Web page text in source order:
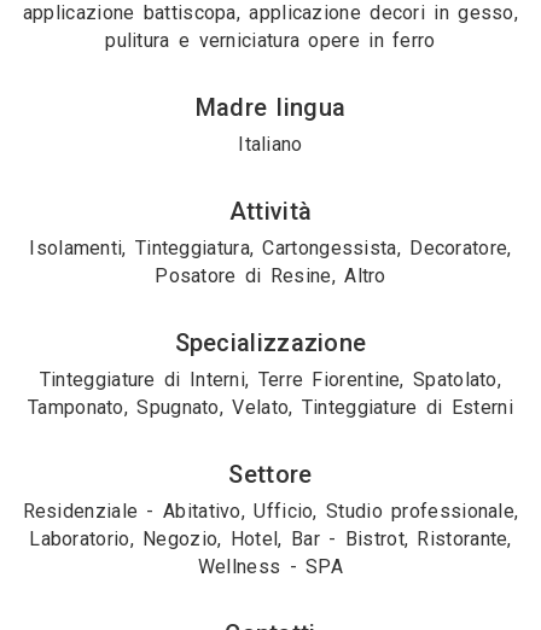
applicazione battiscopa, applicazione decori in gesso,
pulitura e verniciatura opere in ferro
Madre lingua
Italiano
Attività
Isolamenti, Tinteggiatura, Cartongessista, Decoratore,
Posatore di Resine, Altro
Specializzazione
Tinteggiature di Interni, Terre Fiorentine, Spatolato,
Tamponato, Spugnato, Velato, Tinteggiature di Esterni
Settore
Residenziale - Abitativo, Ufficio, Studio professionale,
Laboratorio, Negozio, Hotel, Bar - Bistrot, Ristorante,
Wellness - SPA